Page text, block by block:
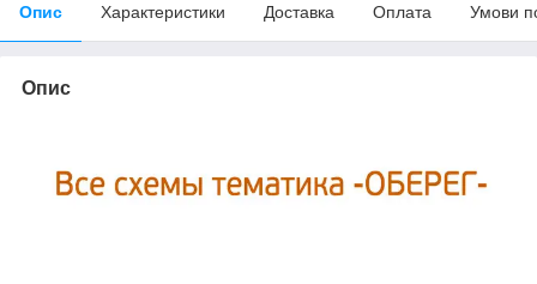
Опис Характеристики Доставка Оплата Умови
Опис